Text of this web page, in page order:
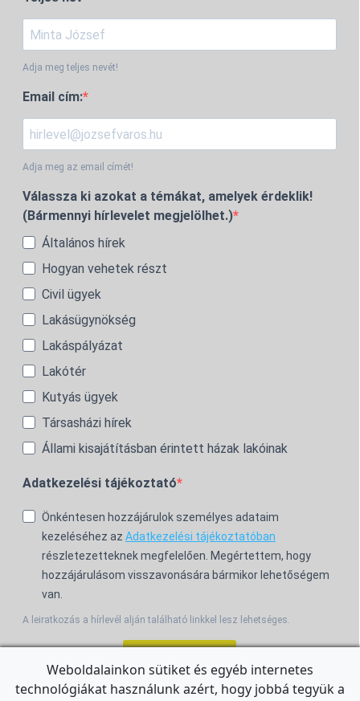
Adja meg teljes nevét!
Email cím:
Adja meg az email címét!
Válassza ki azokat a témákat, amelyek érdeklik!
(Bármennyi hírlevelet megjelölhet.)
Általános hírek
Hogyan vehetek részt
Civil ügyek
Lakásügynökség
Lakáspályázat
Lakótér
Kutyás ügyek
Társasházi hírek
Állami kisajátításban érintett házak lakóinak
Adatkezelési tájékoztató
Önkéntesen hozzájárulok személyes adataim
kezeléséhez az Adatkezelési tájékoztatóban
részletezetteknek megfelelően. Megértettem, hogy
hozzájárulásom visszavonására bármikor lehetőségem
van.
A leiratkozás a hírlevél alján található linkkel lesz lehetséges.
Weboldalainkon sütiket és egyéb internetes
technológiákat használunk azért, hogy jobbá tegyük a